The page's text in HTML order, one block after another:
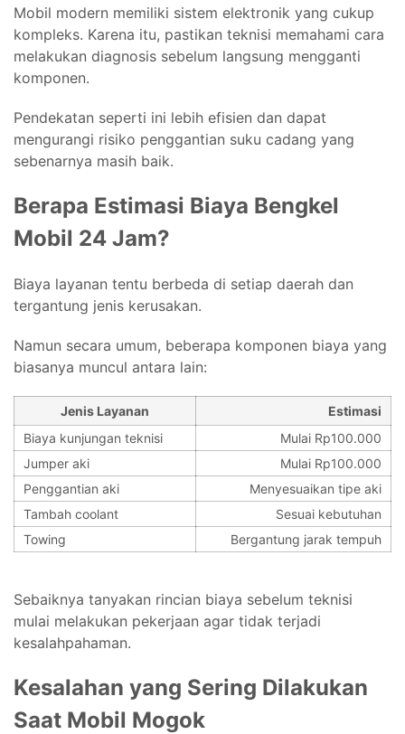
Mobil modern memiliki sistem elektronik yang cukup
kompleks. Karena itu, pastikan teknisi memahami cara
melakukan diagnosis sebelum langsung mengganti
komponen.
Pendekatan seperti ini lebih efisien dan dapat
mengurangi risiko penggantian suku cadang yang
sebenarnya masih baik.
Berapa Estimasi Biaya Bengkel
Mobil 24 Jam?
Biaya layanan tentu berbeda di setiap daerah dan
tergantung jenis kerusakan.
Namun secara umum, beberapa komponen biaya yang
biasanya muncul antara lain:
Jenis Layanan
Estimasi
Biaya kunjungan teknisi
Mulai Rp100.000
Jumper aki
Mulai Rp100.000
Penggantian aki
Menyesuaikan tipe aki
Tambah coolant
Sesuai kebutuhan
Towing
Bergantung jarak tempuh
Sebaiknya tanyakan rincian biaya sebelum teknisi
mulai melakukan pekerjaan agar tidak terjadi
kesalahpahaman.
Kesalahan yang Sering Dilakukan
Saat Mobil Mogok